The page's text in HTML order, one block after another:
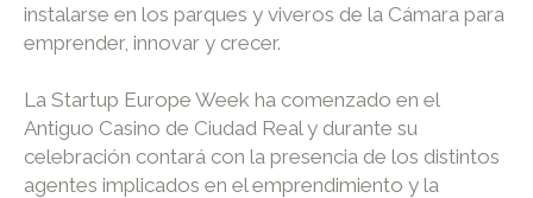
instalarse en los parques y viveros de la Cámara para
emprender, innovar y crecer.
La Startup Europe Week ha comenzado en el
Antiguo Casino de Ciudad Real y durante su
celebración contará con la presencia de los distintos
agentes implicados en el emprendimiento y la